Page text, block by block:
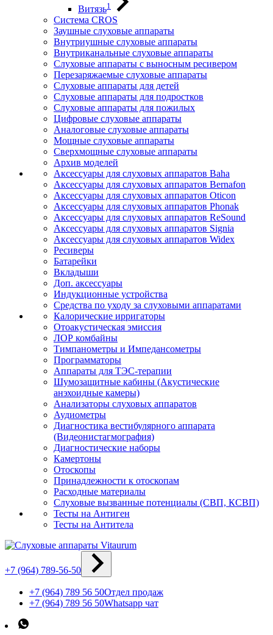
Витязь1
Система CROS
Заушные слуховые аппараты
Внутриушные слуховые аппараты
Внутриканальные слуховые аппараты
Слуховые аппараты с выносным ресивером
Перезаряжаемые слуховые аппараты
Слуховые аппараты для детей
Слуховые аппараты для подростков
Слуховые аппараты для пожилых
Цифровые слуховые аппараты
Аналоговые слуховые аппараты
Мощные слуховые аппараты
Сверхмощные слуховые аппараты
Архив моделей
Аксессуары для слуховых аппаратов Baha
Аксессуары для слуховых аппаратов Bernafon
Аксессуары для слуховых аппаратов Oticon
Аксессуары для слуховых аппаратов Phonak
Аксессуары для слуховых аппаратов ReSound
Аксессуары для слуховых аппаратов Signia
Аксессуары для слуховых аппаратов Widex
Ресиверы
Батарейки
Вкладыши
Доп. аксессуары
Индукционные устройства
Средства по уходу за слуховыми аппаратами
Калорические ирригаторы
Отоакустическая эмиссия
ЛОР комбайны
Тимпанометры и Импедансометры
Программаторы
Аппараты для ТЭС-терапии
Шумозащитные кабины (Акустические
анэхоидные камеры)
Анализаторы слуховых аппаратов
Аудиометры
Диагностика вестибулярного аппарата
(Видеонистагмография)
Диагностические наборы
Камертоны
Отоскопы
Принадлежности к отоскопам
Расходные материалы
Слуховые вызванные потенциалы (СВП, КСВП)
Тесты на Антиген
Тесты на Антитела
+7 (964) 789-56-50
+7 (964) 789 56 50Отдел продаж
+7 (964) 789 56 50Whatsapp чат